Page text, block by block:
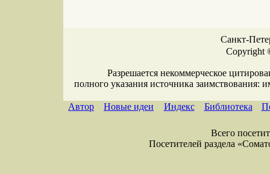
Санкт-
Copyright
Разрешается некоммерческое
полного указания источника заимствования:
Автор Новые идеи Индекс Библиотека
Всего
Посетителей раздела